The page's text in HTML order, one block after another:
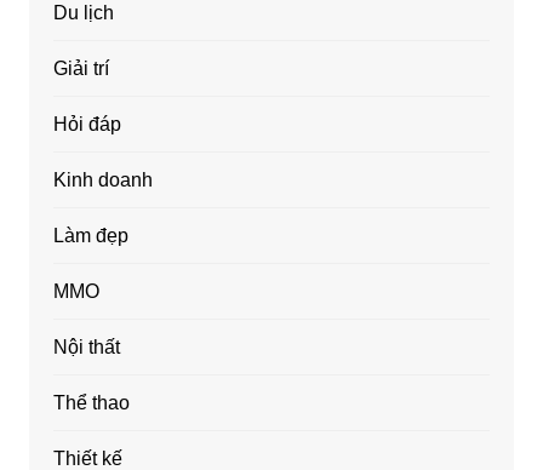
Du lịch
Giải trí
Hỏi đáp
Kinh doanh
Làm đẹp
MMO
Nội thất
Thể thao
Thiết kế